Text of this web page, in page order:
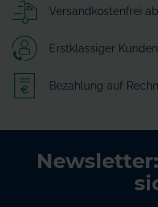
Versandkostenfrei
Erstklassiger
Bezahlung auf